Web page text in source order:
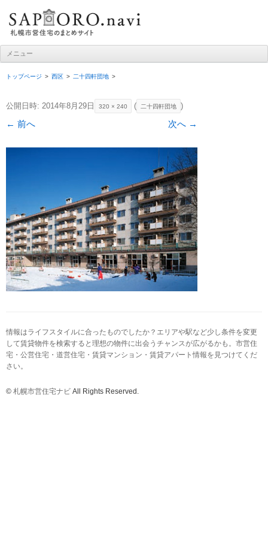
札幌市営住宅ナビ
メニュー
トップページ 西区 二十四軒団地
公開日時: 2014年8月29日 320 × 240 ( 二十四軒団地 )
← 前へ 次へ →
情報はライフスタイルに合ったものでしたか？エリアや駅など少し条件を変更
して賃貸物件を検索すると理想の物件に出会うチャンスが広がるかも。市営住
宅・公営住宅・道営住宅・賃貸マンション・賃貸アパート情報を見つけてくだ
さい。
© 札幌市営住宅ナビ All Rights Reserved.